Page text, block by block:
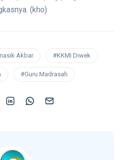
(kho)
Akbar #KKMI Diwek
#Guru Madrasah